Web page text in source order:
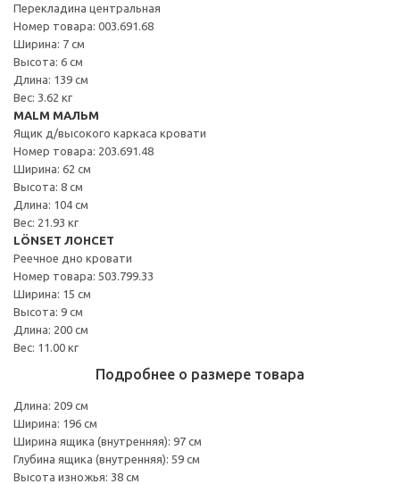
Перекладина центральная
Номер товара: 003.691.68
Ширина: 7 см
Высота: 6 см
Длина: 139 см
Вес: 3.62 кг
MALM МАЛЬМ
Ящик д/высокого каркаса кровати
Номер товара: 203.691.48
Ширина: 62 см
Высота: 8 см
Длина: 104 см
Вес: 21.93 кг
LÖNSET ЛОНСЕТ
Реечное дно кровати
Номер товара: 503.799.33
Ширина: 15 см
Высота: 9 см
Длина: 200 см
Вес: 11.00 кг
Подробнее о размере товара
Длина: 209 см
Ширина: 196 см
Ширина ящика (внутренняя): 97 см
Глубина ящика (внутренняя): 59 см
Высота изножья: 38 см